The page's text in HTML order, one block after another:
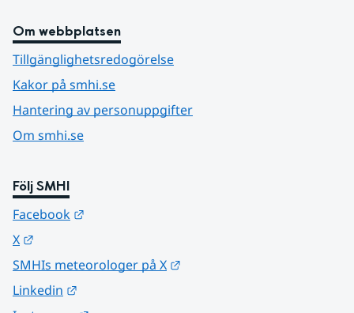
Om webbplatsen
Tillgänglighetsredogörelse
Kakor på smhi.se
Hantering av personuppgifter
Om smhi.se
Följ SMHI
Facebook
X
SMHIs meteorologer på X
Linkedin